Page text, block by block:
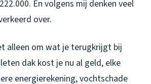
En volgens mij denken veel
over.
alleen om wat je terugkrijgt bij
dak kost je nu al geld, elke
energierekening, vochtschade